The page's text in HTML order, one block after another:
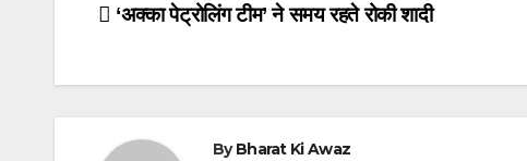
Post
‘अक्का पेट्रोलिंग टीम’ ने समय रहते रोकी शादी
ByBharat Ki Awaz